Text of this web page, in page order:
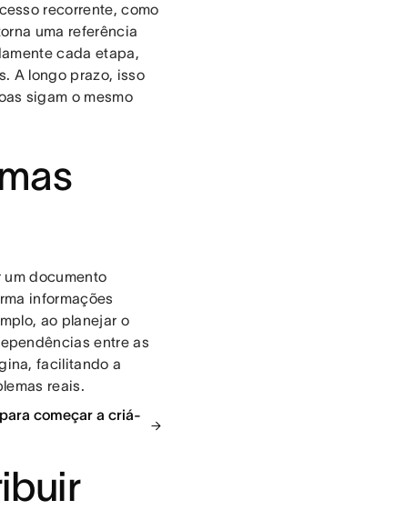
recorrente, como
uma referência
cada etapa,
A longo prazo, isso
sigam o mesmo
um documento
informações
ao planejar o
entre as
facilitando a
reais.
começar a criá-